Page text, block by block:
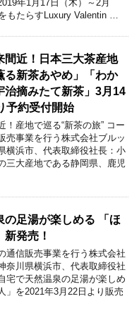
年1月17日（木）～2月
もたらすLuxury Valentin …
間近！日本三大茶産地
る新茶あやめ」「わか
治摘みたて新茶」3月14
予約受付開始
！産地で巡る“新茶の旅” コー
売事業を行う株式会社ブルッ
横浜市、代表取締役社長：小
三大産地である静岡県、鹿児
の足湯が楽しめる 「ほ
発売！
通信販売事業を行う株式会社
奈川県横浜市、代表取締役社
宅で天然温泉の足湯が楽しめ
」を2021年3月22日より販売